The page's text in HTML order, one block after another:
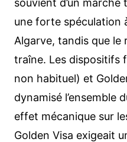
une forte spéculation
Algarve, tandis que le
traîne. Les dispositifs
non habituel) et
dynamisé l’ensemble
effet mécanique sur
Golden Visa exigeait